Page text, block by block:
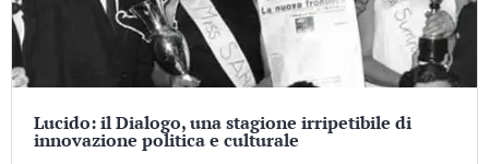
Lucido: il Dialogo, una stagione irripetibile di
innovazione politica e culturale